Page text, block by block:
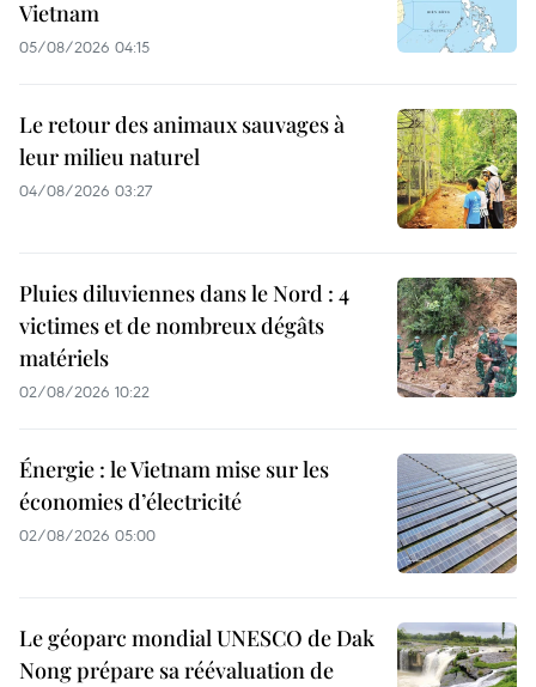
Vietnam
05/08/2026 04:15
Le retour des animaux sauvages à
leur milieu naturel
04/08/2026 03:27
Pluies diluviennes dans le Nord : 4
victimes et de nombreux dégâts
matériels
02/08/2026 10:22
Énergie : le Vietnam mise sur les
économies d’électricité
02/08/2026 05:00
Le géoparc mondial UNESCO de Dak
Nong prépare sa réévaluation de